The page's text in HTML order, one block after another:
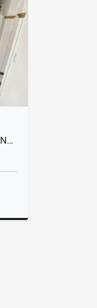
C0262. VENDO! CASA CON EXCELENTES ACABADO Y ESPACIOS EN RIONEGRO